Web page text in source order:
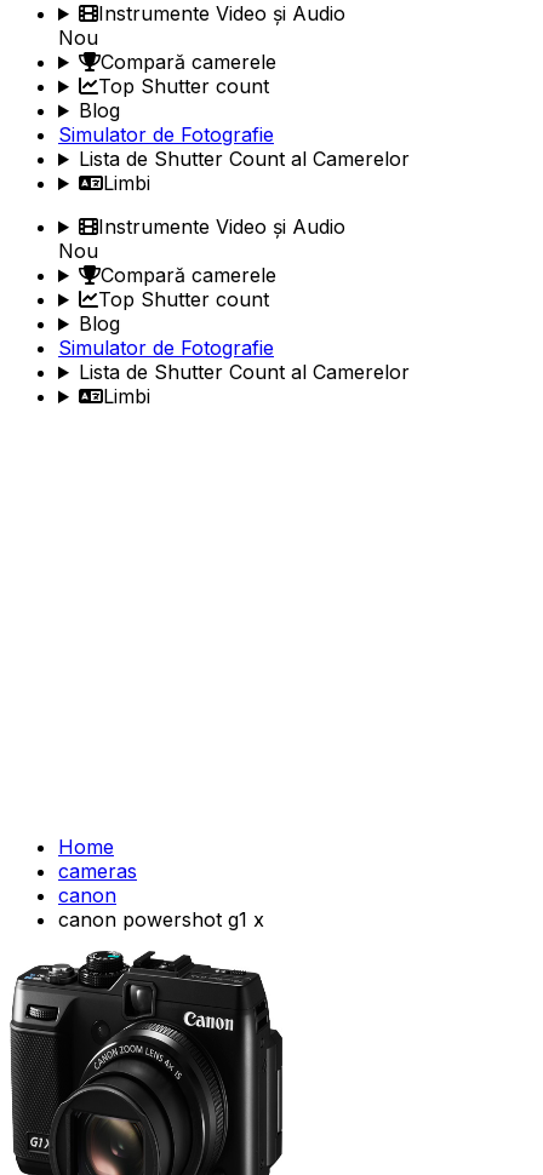
Instrumente Video și Audio
Nou
Compară camerele
Top Shutter count
Blog
Simulator de Fotografie
Lista de Shutter Count al Camerelor
Limbi
Instrumente Video și Audio
Nou
Compară camerele
Top Shutter count
Blog
Simulator de Fotografie
Lista de Shutter Count al Camerelor
Limbi
Home
cameras
canon
canon powershot g1 x